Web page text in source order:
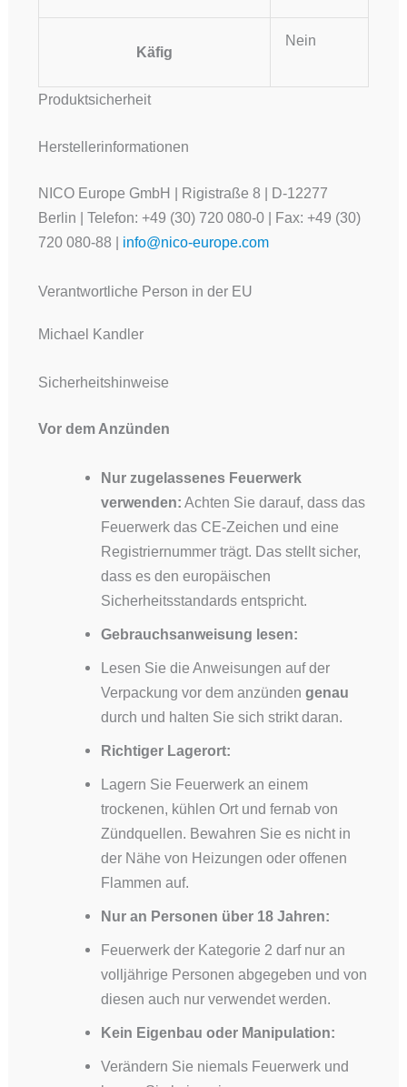
Käfig
Nein
Produktsicherheit
Herstellerinformationen
NICO Europe GmbH | Rigistraße 8 | D-12277
Berlin | Telefon: +49 (30) 720 080-0 | Fax: +49 (30)
720 080-88 | info@nico-europe.com
Verantwortliche Person in der EU
Michael Kandler
Sicherheitshinweise
Vor dem Anzünden
Nur zugelassenes Feuerwerk
verwenden: Achten Sie darauf, dass das
Feuerwerk das CE-Zeichen und eine
Registriernummer trägt. Das stellt sicher,
dass es den europäischen
Sicherheitsstandards entspricht.
Gebrauchsanweisung lesen:
Lesen Sie die Anweisungen auf der
Verpackung vor dem anzünden genau
durch und halten Sie sich strikt daran.
Richtiger Lagerort:
Lagern Sie Feuerwerk an einem
trockenen, kühlen Ort und fernab von
Zündquellen. Bewahren Sie es nicht in
der Nähe von Heizungen oder offenen
Flammen auf.
Nur an Personen über 18 Jahren:
Feuerwerk der Kategorie 2 darf nur an
volljährige Personen abgegeben und von
diesen auch nur verwendet werden.
Kein Eigenbau oder Manipulation:
Verändern Sie niemals Feuerwerk und